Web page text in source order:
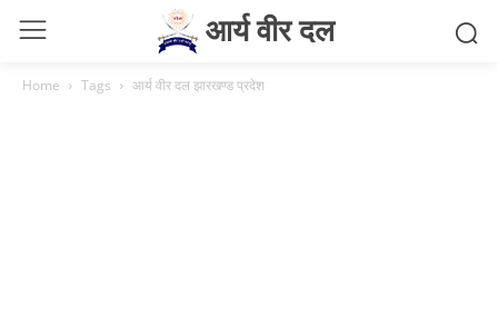
आर्य वीर दल
Home Tags आर्य वीर दल झारखण्ड प्रदेश